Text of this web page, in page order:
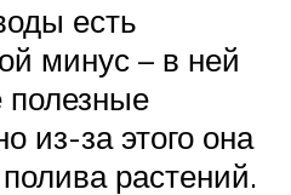
есть
минус – в ней
полезные
из-за этого она
растений.